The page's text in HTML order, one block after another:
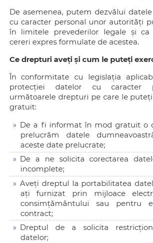
De asemenea, putem dezvălui
cu caracter personal unor autorități
în limitele prevederilor legale și
cereri expres formulate de acestea.
Ce drepturi aveți și cum le puteți
În conformitate cu legislația
protecției datelor cu caracter
următoarele drepturi pe care le
gratuit:
De a fi informat în mod gratuit o
prelucrăm datele
aceste date prelucrate;
De a ne solicita corectarea
incomplete;
Aveți dreptul la portabilitatea
ați furnizat prin mijloace
consimțământului sau pentru
contract;
Dreptul de a solicita
datelor;